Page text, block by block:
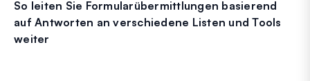
So leiten Sie Formularübermittlungen basierend
auf Antworten an verschiedene Listen und Tools
weiter